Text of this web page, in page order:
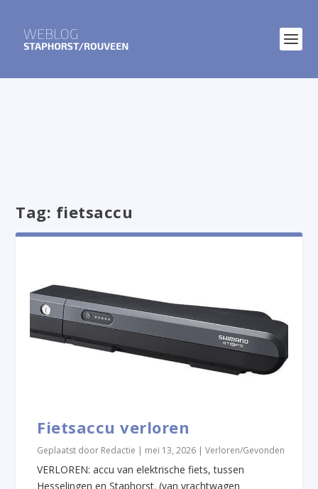
Tag: fietsaccu
Fietsaccu verloren
Geplaatst door Redactie | mei 13, 2026 |Verloren/Gevonden
VERLOREN: accu van elektrische fiets, tussen
Hesselingen en Staphorst. (van vrachtwagen